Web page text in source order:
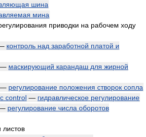
шина
мина
приводки на рабочем ходу
контроль над заработной платой и
— маскирующий карандаш для жирной
— регулирование положения створок сопла
control — гидравлическое регулирование
регулирование числа оборотов
листов